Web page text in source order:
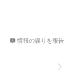
情報の誤りを報告